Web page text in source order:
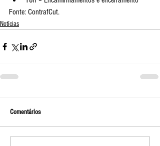
Fonte: ContrafCut.
Notícias
Comentários